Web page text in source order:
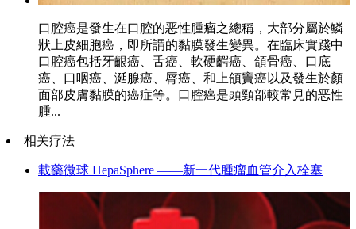
口腔癌是發生在口腔的恶性腫瘤之總稱，大部分屬於鱗
狀上皮細胞癌，即所謂的黏膜發生變異。在臨床實踐中
口腔癌包括牙齦癌、舌癌、軟硬齶癌、頜骨癌、口底
癌、口咽癌、涎腺癌、脣癌、和上頜竇癌以及發生於顏
面部皮膚黏膜的癌症等。口腔癌是頭頸部較常見的恶性
腫...
相关疗法
載藥微球 HepaSphere ——新一代腫瘤血管介入栓塞